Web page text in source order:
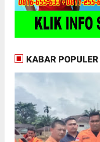
KABAR POPULER